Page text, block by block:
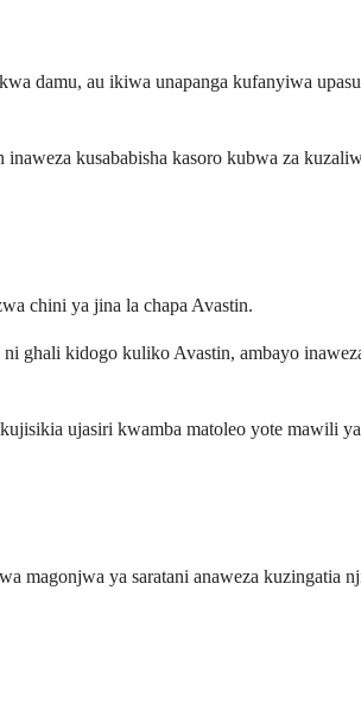
damu, au ikiwa unapanga kufanyiwa
kusababisha kasoro kubwa za
chini ya jina la chapa Avastin.
ghali kidogo kuliko Avastin, ambayo
ujasiri kwamba matoleo yote mawili
magonjwa ya saratani anaweza kuzingatia